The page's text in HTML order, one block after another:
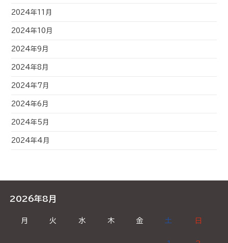
2024年11月
2024年10月
2024年9月
2024年8月
2024年7月
2024年6月
2024年5月
2024年4月
2026年8月
月 火 水 木 金 土 日